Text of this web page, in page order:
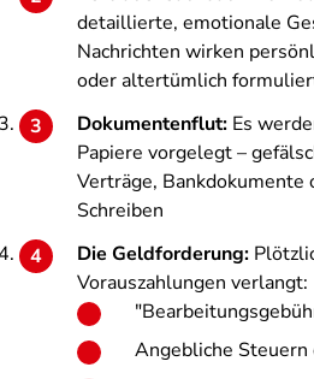
detaillierte, emotionale
Nachrichten wirken
oder altertümlich
Dokumentenflut: Es
Papiere vorgelegt –
Verträge, Bankdokumente
Schreiben
Die Geldforderung:
Vorauszahlungen verlangt:
Angebliche